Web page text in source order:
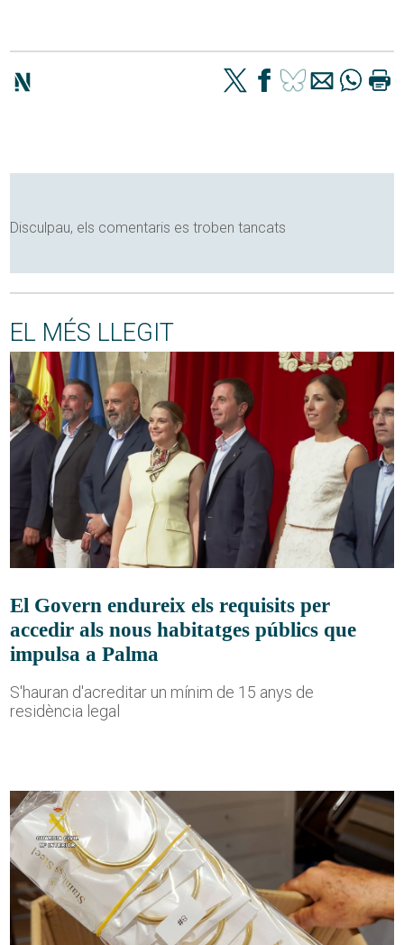
Disculpau, els comentaris es troben tancats
EL MÉS LLEGIT
El Govern endureix els requisits per
accedir als nous habitatges públics que
impulsa a Palma
S'hauran d'acreditar un mínim de 15 anys de
residència legal